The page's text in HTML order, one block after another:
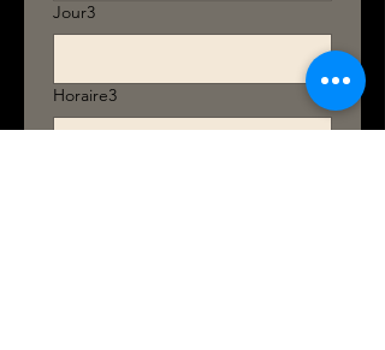
Jour3
Horaire3